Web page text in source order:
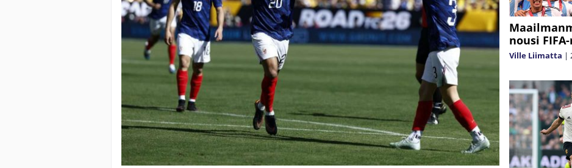
nousi
Ville Liimatta |